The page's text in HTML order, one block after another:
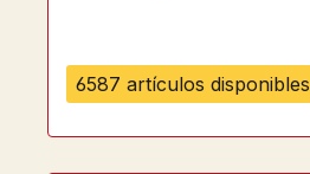
6587 artículos disponibles